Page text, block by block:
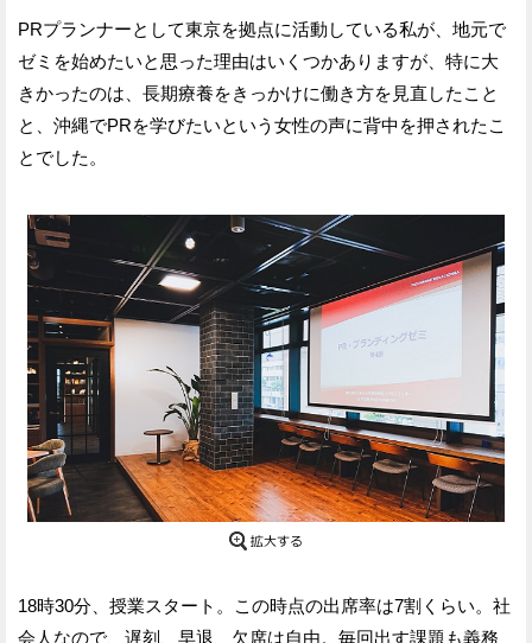
PRプランナーとして東京を拠点に活動している私が、地元で
ゼミを始めたいと思った理由はいくつかありますが、特に大
きかったのは、長期療養をきっかけに働き方を見直したこと
と、沖縄でPRを学びたいという女性の声に背中を押されたこ
とでした。
18時30分、授業スタート。この時点の出席率は7割くらい。社
会人なので、遅刻、早退、欠席は自由。毎回出す課題も義務